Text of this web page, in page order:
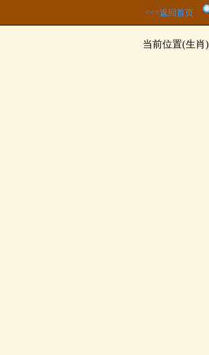
<<<返回首页
当前位置(生肖